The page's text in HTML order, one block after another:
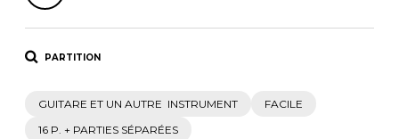
PARTITION
GUITARE ET UN AUTRE INSTRUMENT
FACILE
16 P. + PARTIES SÉPARÉES